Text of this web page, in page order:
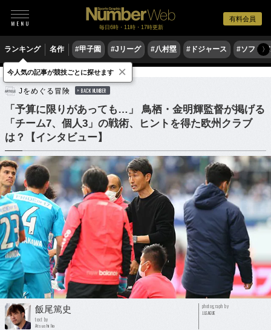
有料会員
毎日6時・11時・17時更新
ランキング 名作 #甲子園 #Jリーグ #八村塁 #ドジャース #ソフト〉
サッカー Jリーグ
Jをめぐる冒険 BACK NUMBER
「予算に限りがあっても…」 鳥栖・金明輝監督が掲げる
「チーム7、個人3」の戦術、ヒントを得た欧州クラブ
は？【インタビュー】
飯尾篤史
text by
Atsushi Iio
photograph by
J.LEAGUE
今人気の記事が競技ごとに探せます ×